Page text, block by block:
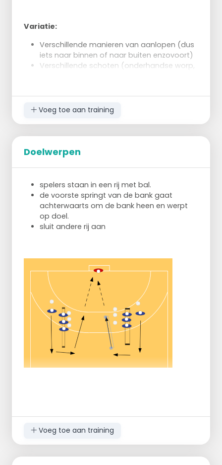
Variatie:
Verschillende manieren van aanlopen (dus
iets naar binnen of naar buiten enzovoort)
Verschillende schoten (onderhandse worp,
Voeg toe aan training
Doelwerpen
spelers staan in een rij met bal.
de voorste springt van de bank gaat
achterwaarts om de bank heen en werpt
op doel.
sluit andere rij aan
Voeg toe aan training